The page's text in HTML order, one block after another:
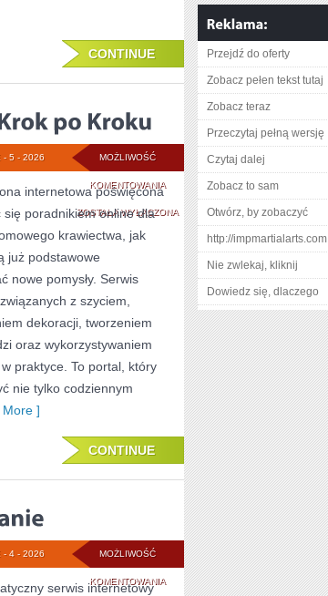
CONTINUE
MOŻLIWOŚĆ
KOMENTOWANIADIY
–
PROJEKTY
KROK
KROKU
ZOSTAŁA WYŁĄCZONA
- 5 - 2026
internetowa poświęcona
poradnikiem online dla
krawiectwa, jak
już podstawowe
nowe pomysły. Serwis
z szyciem,
dekoracji, tworzeniem
oraz wykorzystywaniem
praktyce. To portal, który
nie tylko codziennym
]
CONTINUE
MOŻLIWOŚĆ
KOMENTOWANIAEKOLOGICZNE
- 4 - 2026
serwis internetowy
Przejdź do oferty
Zobacz pełen tekst tutaj
Zobacz teraz
Przeczytaj pełną wersję
Czytaj dalej
Zobacz to sam
Otwórz, by zobaczyć
http://impmartialarts.com
Nie zwlekaj, kliknij
Dowiedz się, dlaczego